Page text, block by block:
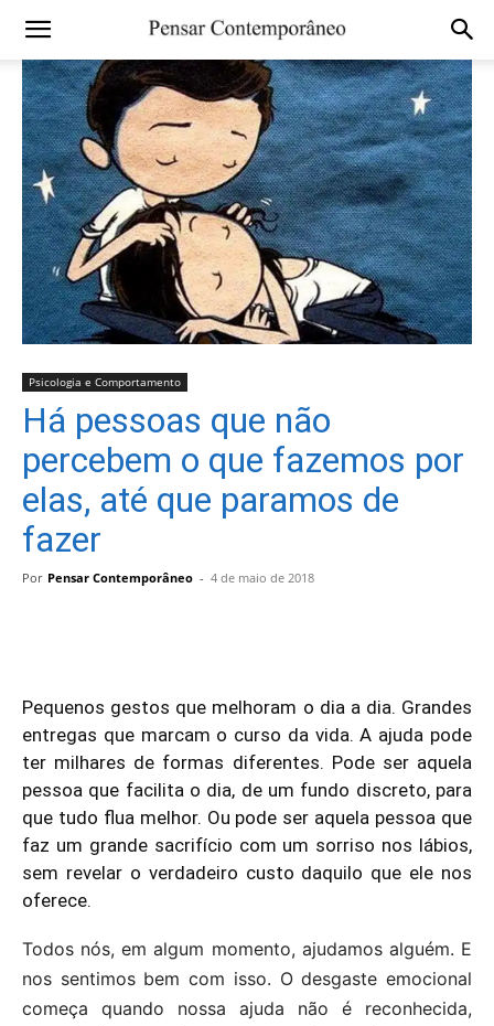
Psicologia e Comportamento
Há pessoas que não
percebem o que fazemos por
elas, até que paramos de
fazer
Por Pensar Contemporâneo - 4 de maio de 2018
Pequenos gestos que melhoram o dia a dia. Grandes
entregas que marcam o curso da vida. A ajuda pode
ter milhares de formas diferentes. Pode ser aquela
pessoa que facilita o dia, de um fundo discreto, para
que tudo flua melhor. Ou pode ser aquela pessoa que
faz um grande sacrifício com um sorriso nos lábios,
sem revelar o verdadeiro custo daquilo que ele nos
oferece.
Todos nós, em algum momento, ajudamos alguém. E
nos sentimos bem com isso. O desgaste emocional
começa quando nossa ajuda não é reconhecida,